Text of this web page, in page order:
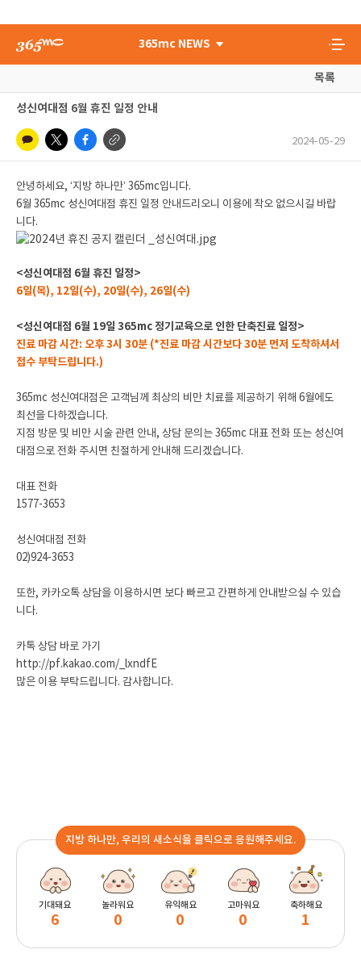
365mc NEWS
목록
성신여대점 6월 휴진 일정 안내
2024-05-29
안녕하세요, ‘지방 하나만’ 365mc입니다.
6월 365mc 성신여대점 휴진 일정 안내드리오니 이용에 착오 없으시길 바랍
니다.
<성신여대점 6월 휴진 일정>
6일(목), 12일(수), 20일(수), 26일(수)
<성신여대점 6월 19일 365mc 정기교육으로 인한 단축진료 일정>
진료 마감 시간: 오후 3시 30분 (*진료 마감 시간보다 30분 먼저 도착하셔서
접수 부탁드립니다.)
365mc 성신여대점은 고객님께 최상의 비만 치료를 제공하기 위해 6월에도
최선을 다하겠습니다.
지점 방문 및 비만 시술 관련 안내, 상담 문의는 365mc 대표 전화 또는 성신여
대점으로 전화 주시면 친절하게 안내해 드리겠습니다.
대표 전화
1577-3653
성신여대점 전화
02)924-3653
또한, 카카오톡 상담을 이용하시면 보다 빠르고 간편하게 안내받으실 수 있습
니다.
카톡 상담 바로 가기
http://pf.kakao.com/_lxndfE
많은 이용 부탁드립니다. 감사합니다.
지방 하나만, 우리의 새소식을 클릭으로 응원해주세요.
기대돼요
6
놀라워요
0
유익해요
0
고마워요
0
축하해요
1